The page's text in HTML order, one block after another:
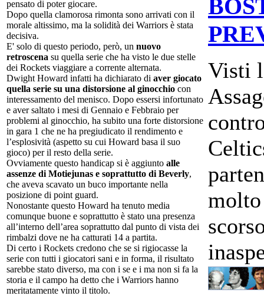
pensato di poter giocare.
Dopo quella clamorosa rimonta sono arrivati con il
morale altissimo, ma la solidità dei Warriors è stata
decisiva.
E' solo di questo periodo, però, un nuovo
retroscena su quella serie che ha visto le due stelle
dei Rockets viaggiare a corrente alternata.
Dwight Howard infatti ha dichiarato di aver giocato
quella serie su una distorsione al ginocchio con
interessamento del menisco. Dopo essersi infortunato
e aver saltato i mesi di Gennaio e Febbraio per
problemi al ginocchio, ha subito una forte distorsione
in gara 1 che ne ha pregiudicato il rendimento e
l’esplosività (aspetto su cui Howard basa il suo
gioco) per il resto della serie.
Ovviamente questo handicap si è aggiunto alle
assenze di Motiejunas e soprattutto di Beverly,
che aveva scavato un buco importante nella
posizione di point guard.
Nonostante questo Howard ha tenuto media
comunque buone e soprattutto è stato una presenza
all’interno dell’area soprattutto dal punto di vista dei
rimbalzi dove ne ha catturati 14 a partita.
Di certo i Rockets credono che se si rigiocasse la
serie con tutti i giocatori sani e in forma, il risultato
sarebbe stato diverso, ma con i se e i ma non si fa la
storia e il campo ha detto che i Warriors hanno
meritatamente vinto il titolo.
Visti
molto